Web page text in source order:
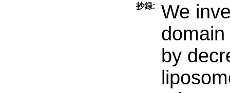
抄録:
We
by